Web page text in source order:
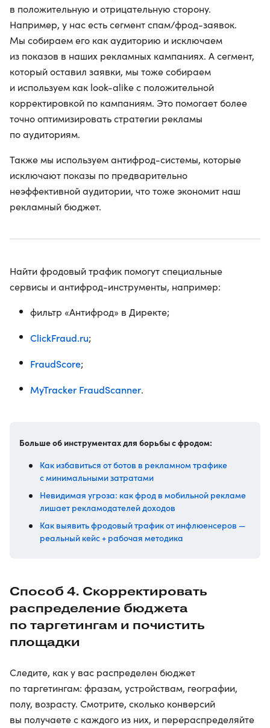
в положительную и отрицательную сторону.
Например, у нас есть сегмент спам/фрод-заявок.
Мы собираем его как аудиторию и исключаем
из показов в наших рекламных кампаниях. А сегмент,
который оставил заявки, мы тоже собираем
и используем как look-alike с положительной
корректировкой по кампаниям. Это помогает более
точно оптимизировать стратегии рекламы
по аудиториям.
Также мы используем антифрод-системы, которые
исключают показы по предварительно
неэффективной аудитории, что тоже экономит наш
рекламный бюджет.
Найти фродовый трафик помогут специальные
сервисы и антифрод-инструменты, например:
фильтр «Антифрод» в Директе;
ClickFraud.ru;
FraudScore;
MyTracker FraudScanner.
Больше об инструментах для борьбы с фродом:
Как избавиться от ботов в рекламном трафике
с минимальными затратами
Невидимая угроза: как фрод в мобильной рекламе
лишает рекламодателей доходов
Как выявить фродовый трафик от инфлюенсеров —
реальный кейс + рабочая методика
Способ 4. Скорректировать
распределение бюджета
по таргетингам и почистить
площадки
Следите, как у вас распределен бюджет
по таргетингам: фразам, устройствам, географии,
полу, возрасту. Смотрите, сколько конверсий
вы получаете с каждого из них, и перераспределяйте